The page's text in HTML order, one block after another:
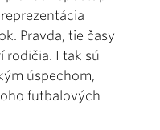
Pravda, tie časy
rodičia. I tak sú
úspechom,
futbalových